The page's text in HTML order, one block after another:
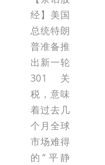
经】美国
总统特朗
普准备推
出新一轮
301关
税，意味
着过去几
个月全球
市场难得
的“平静